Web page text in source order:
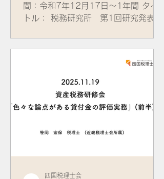
間：令和7年12月17日～1年間 タイ
トル： 税務研究所 第1回研究発表会
四国税理士会